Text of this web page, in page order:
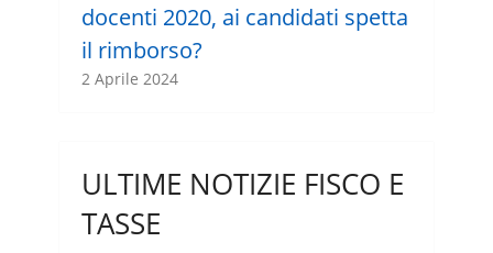
docenti 2020, ai candidati spetta
il rimborso?
2 Aprile 2024
ULTIME NOTIZIE FISCO E
TASSE